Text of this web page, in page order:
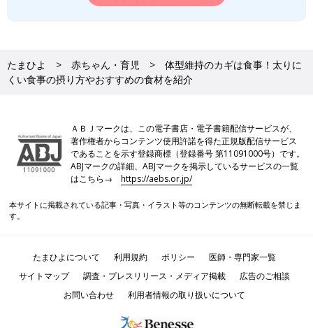
たまひよ 赤ちゃん・育児
体型維持のカギは食事！太りに
くい食事の摂り方やおすすめの食材を紹介
ＡＢＪマークは、この電子書店・電子書籍配信サービスが、
著作権者からコンテンツ使用許諾を得た正規版配信サービス
であることを示す登録商標（登録番号 第11091000号）です。
ABJマークの詳細、ABJマークを掲示しているサービスの一覧
はこちら→https://aebs.or.jp/
本サイトに掲載されている記事・写真・イラスト等のコンテンツの無断転載を禁じま
す。
たまひよについて 利用規約 ポリシー
医師・専門家一覧
サイトマップ
調査・プレスリリース・メディア掲載
広告のご相談
お問い合わせ
利用者情報の取り扱いについて